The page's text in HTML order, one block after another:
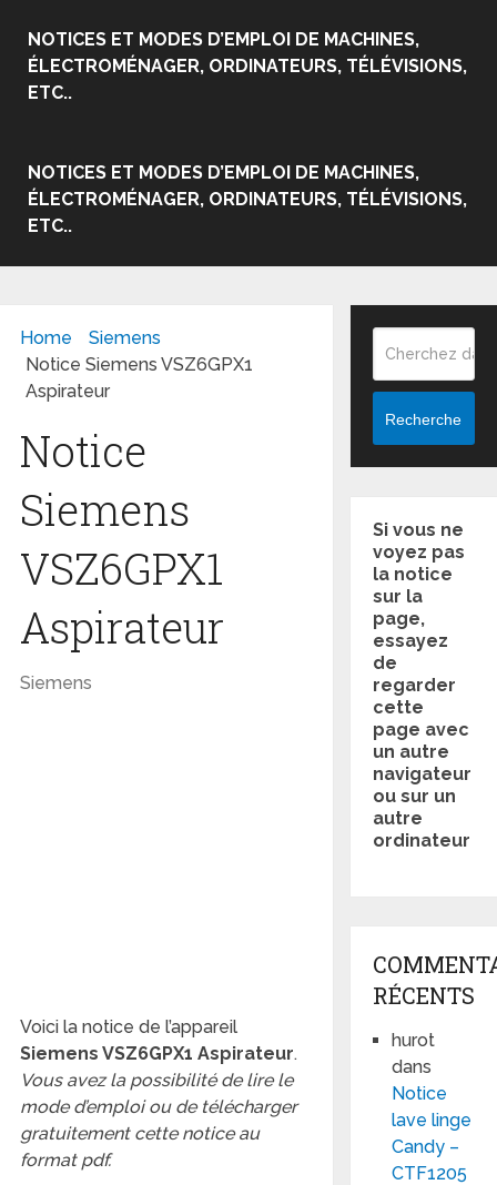
NOTICES ET MODES D’EMPLOI DE MACHINES,
ÉLECTROMÉNAGER, ORDINATEURS, TÉLÉVISIONS,
ETC..
NOTICES ET MODES D’EMPLOI DE MACHINES,
ÉLECTROMÉNAGER, ORDINATEURS, TÉLÉVISIONS,
ETC..
Home
Siemens
Notice Siemens VSZ6GPX1
Aspirateur
Notice
Siemens
VSZ6GPX1
Aspirateur
Siemens
Voici la notice de l’appareil
Siemens VSZ6GPX1 Aspirateur.
Vous avez la possibilité de lire le
mode d’emploi ou de télécharger
gratuitement cette notice au
format pdf.
Recherche
Si vous ne
voyez pas
la notice
sur la
page,
essayez
de
regarder
cette
page avec
un autre
navigateur
ou sur un
autre
ordinateur
RÉCENTS
hurot
dans
Notice
lave linge
Candy –
CTF1205